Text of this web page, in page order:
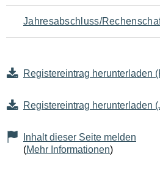
Jahresabschluss/
Registereintrag herunterladen
Registereintrag herunterladen
Inhalt dieser Seite melden
(Mehr Informationen)